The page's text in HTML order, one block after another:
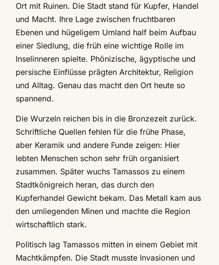
Ort mit Ruinen. Die Stadt stand für Kupfer, Handel
und Macht. Ihre Lage zwischen fruchtbaren
Ebenen und hügeligem Umland half beim Aufbau
einer Siedlung, die früh eine wichtige Rolle im
Inselinneren spielte. Phönizische, ägyptische und
persische Einflüsse prägten Architektur, Religion
und Alltag. Genau das macht den Ort heute so
spannend.
Die Wurzeln reichen bis in die Bronzezeit zurück.
Schriftliche Quellen fehlen für die frühe Phase,
aber Keramik und andere Funde zeigen: Hier
lebten Menschen schon sehr früh organisiert
zusammen. Später wuchs Tamassos zu einem
Stadtkönigreich heran, das durch den
Kupferhandel Gewicht bekam. Das Metall kam aus
den umliegenden Minen und machte die Region
wirtschaftlich stark.
Politisch lag Tamassos mitten in einem Gebiet mit
Machtkämpfen. Die Stadt musste Invasionen und